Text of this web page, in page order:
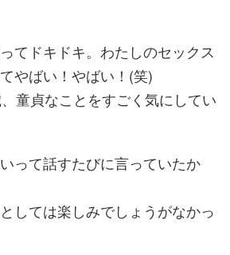
てドキドキ。わたしのセックス
やばい！やばい！(笑)
童貞なことをすごく気にしてい
って話すたびに言っていたか
しては楽しみでしょうがなかっ